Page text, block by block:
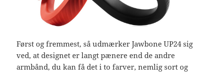
Først og fremmest, så udmærker Jawbone UP24 sig
ved, at designet er langt pænere end de andre
armbånd, du kan få det i to farver, nemlig sort og